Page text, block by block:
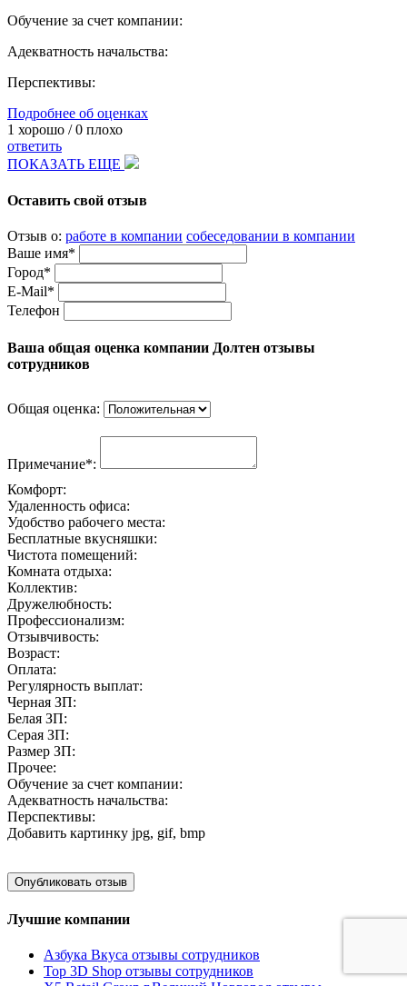
Обучение за счет компании:
Адекватность начальства:
Перспективы:
Подробнее об оценках
1 хорошо /0 плохо
ответить
ПОКАЗАТЬ ЕЩЕ
Оставить свой отзыв
Отзыв о: работе в компании собеседовании в компании
Ваше имя*
Город*
E-Mail*
Телефон
Ваша общая оценка компании Долтен отзывы
сотрудников
Общая оценка:
Примечание*:
Комфорт:
Удаленность офиса:
Удобство рабочего места:
Бесплатные вкусняшки:
Чистота помещений:
Комната отдыха:
Коллектив:
Дружелюбность:
Профессионализм:
Отзывчивость:
Возраст:
Оплата:
Регулярность выплат:
Черная ЗП:
Белая ЗП:
Серая ЗП:
Размер ЗП:
Прочее:
Обучение за счет компании:
Адекватность начальства:
Перспективы:
Добавить картинку jpg, gif, bmp
Лучшие компании
Азбука Вкуса отзывы сотрудников
Top 3D Shop отзывы сотрудников